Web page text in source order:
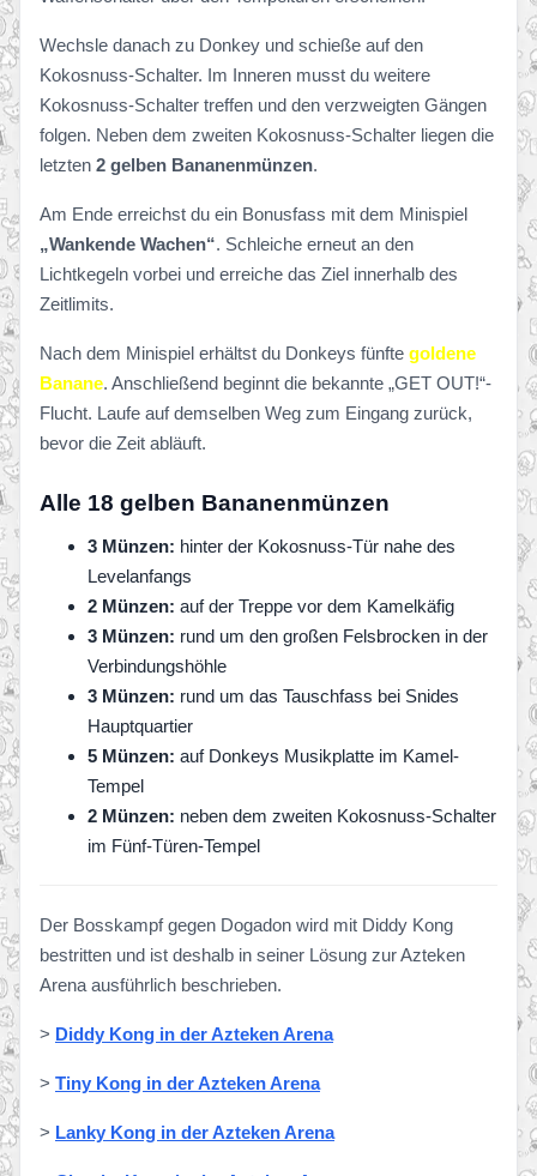
Wechsle danach zu Donkey und schieße auf den
Kokosnuss-Schalter. Im Inneren musst du weitere
Kokosnuss-Schalter treffen und den verzweigten Gängen
folgen. Neben dem zweiten Kokosnuss-Schalter liegen die
letzten 2 gelben Bananenmünzen.
Am Ende erreichst du ein Bonusfass mit dem Minispiel
„Wankende Wachen“. Schleiche erneut an den
Lichtkegeln vorbei und erreiche das Ziel innerhalb des
Zeitlimits.
Nach dem Minispiel erhältst du Donkeys fünfte goldene
Banane. Anschließend beginnt die bekannte „GET OUT!“-
Flucht. Laufe auf demselben Weg zum Eingang zurück,
bevor die Zeit abläuft.
Alle 18 gelben Bananenmünzen
3 Münzen: hinter der Kokosnuss-Tür nahe des
Levelanfangs
2 Münzen: auf der Treppe vor dem Kamelkäfig
3 Münzen: rund um den großen Felsbrocken in der
Verbindungshöhle
3 Münzen: rund um das Tauschfass bei Snides
Hauptquartier
5 Münzen: auf Donkeys Musikplatte im Kamel-
Tempel
2 Münzen: neben dem zweiten Kokosnuss-Schalter
im Fünf-Türen-Tempel
Der Bosskampf gegen Dogadon wird mit Diddy Kong
bestritten und ist deshalb in seiner Lösung zur Azteken
Arena ausführlich beschrieben.
> Diddy Kong in der Azteken Arena
> Tiny Kong in der Azteken Arena
> Lanky Kong in der Azteken Arena